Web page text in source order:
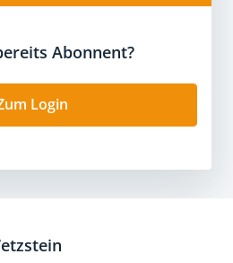
Abonnent?
Login